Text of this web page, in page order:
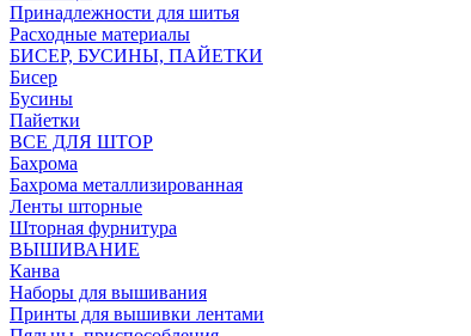
Принадлежности для шитья
Расходные материалы
БИСЕР, БУСИНЫ, ПАЙЕТКИ
Бисер
Бусины
Пайетки
ВСЕ ДЛЯ ШТОР
Бахрома
Бахрома металлизированная
Ленты шторные
Шторная фурнитура
ВЫШИВАНИЕ
Канва
Наборы для вышивания
Принты для вышивки лентами